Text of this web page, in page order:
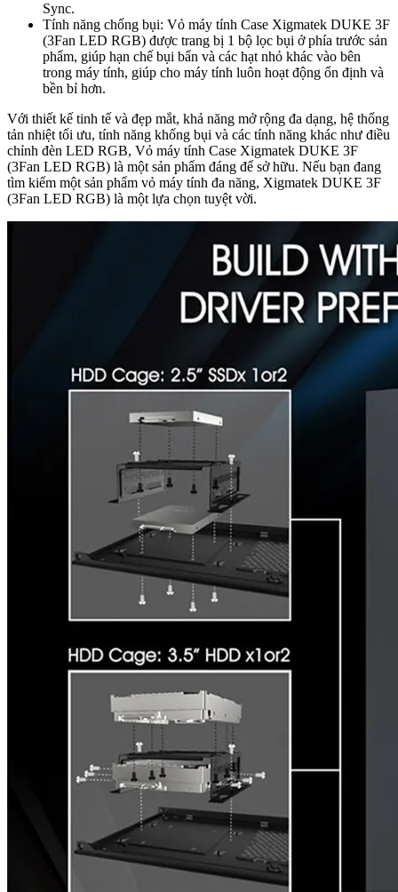
Sync.
Tính năng chống bụi: Vỏ máy tính Case Xigmatek DUKE 3F
(3Fan LED RGB) được trang bị 1 bộ lọc bụi ở phía trước sản
phẩm, giúp hạn chế bụi bẩn và các hạt nhỏ khác vào bên
trong máy tính, giúp cho máy tính luôn hoạt động ổn định và
bền bỉ hơn.
Với thiết kế tinh tế và đẹp mắt, khả năng mở rộng đa dạng, hệ thống
tản nhiệt tối ưu, tính năng khống bụi và các tính năng khác như điều
chỉnh đèn LED RGB, Vỏ máy tính Case Xigmatek DUKE 3F
(3Fan LED RGB) là một sản phẩm đáng để sở hữu. Nếu bạn đang
tìm kiếm một sản phẩm vỏ máy tính đa năng, Xigmatek DUKE 3F
(3Fan LED RGB) là một lựa chọn tuyệt vời.